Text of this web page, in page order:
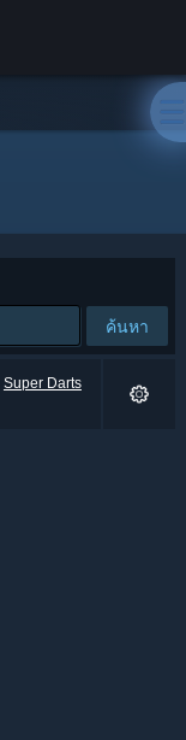
ค้นหา
Super Darts